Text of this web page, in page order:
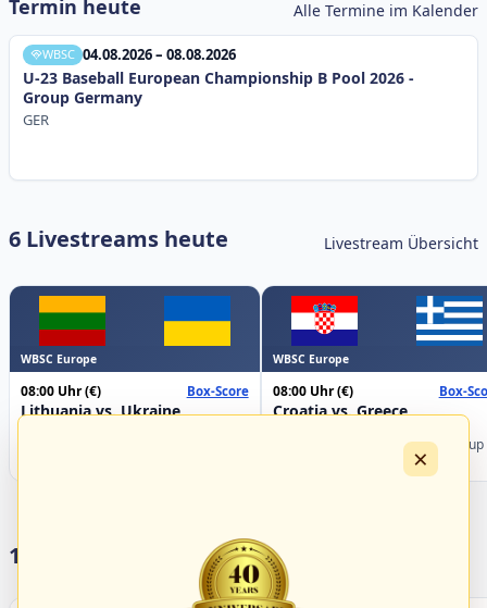
Termin heute Alle Termine im Kalender
WBSC 04.08.2026 – 08.08.2026
U-23 Baseball European Championship B Pool 2026 -
Group Germany
GER
6 Livestreams heute Livestream Übersicht
WBSC Europe
08:00 Uhr(€) Box-Score
Lithuania vs. Ukraine
WBSC Europe
08:00 Uhr(€) Box-
Croatia vs. Greece
Championship B Pool 2026 - Group
17 Vereine im S/HBV
×